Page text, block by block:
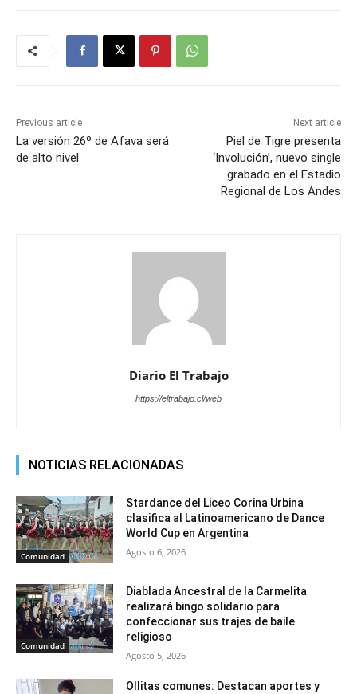
Previous article
La versión 26º de Afava será
de alto nivel
Next article
Piel de Tigre presenta
‘Involución’, nuevo single
grabado en el Estadio
Regional de Los Andes
Diario El Trabajo
https://eltrabajo.cl/web
NOTICIAS RELACIONADAS
Comunidad
Stardance del Liceo Corina Urbina
clasifica al Latinoamericano de Dance
World Cup en Argentina
Agosto 6, 2026
Comunidad
Diablada Ancestral de la Carmelita
realizará bingo solidario para
confeccionar sus trajes de baile
religioso
Agosto 5, 2026
Ollitas comunes: Destacan aportes y